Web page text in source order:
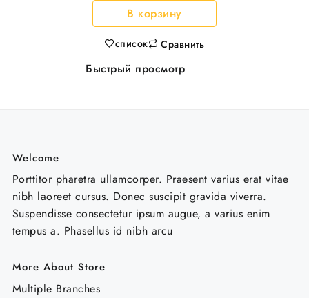
В корзину
список Сравнить
Быстрый просмотр
Welcome
Porttitor pharetra ullamcorper. Praesent varius erat vitae
nibh laoreet cursus. Donec suscipit gravida viverra.
Suspendisse consectetur ipsum augue, a varius enim
tempus a. Phasellus id nibh arcu
More About Store
Multiple Branches